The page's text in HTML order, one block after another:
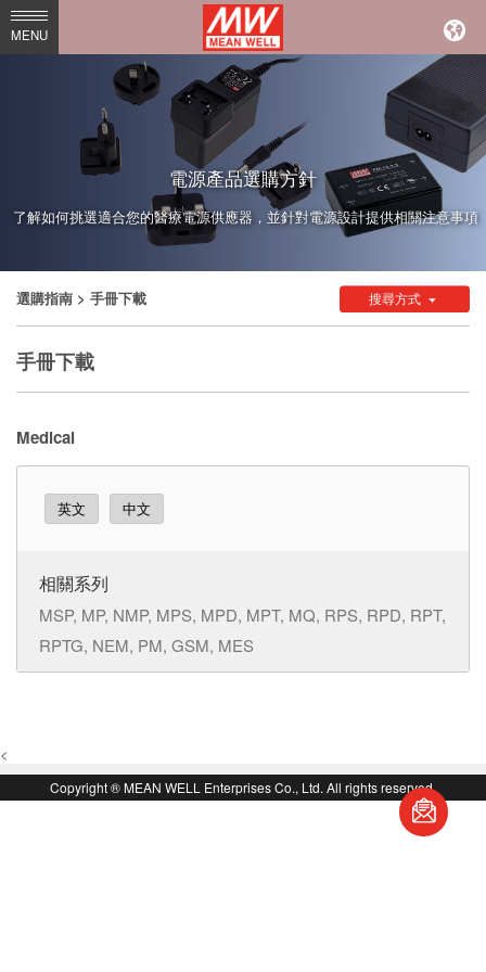
MEAN
WELL
Enterprises
Co.,
Ltd.
MENU
電源產品選購方針
了解如何挑選適合您的醫療電源供應器，並針對電源設計提供相關注意事項
選購指南 > 手冊下載 搜尋方式
手冊下載
Medical
英文 中文
相關系列
MSP, MP, NMP, MPS, MPD, MPT, MQ, RPS, RPD, RPT,
RPTG, NEM, PM, GSM, MES
<
頁
Copyright ® MEAN WELL Enterprises Co., Ltd. All rights reserved.